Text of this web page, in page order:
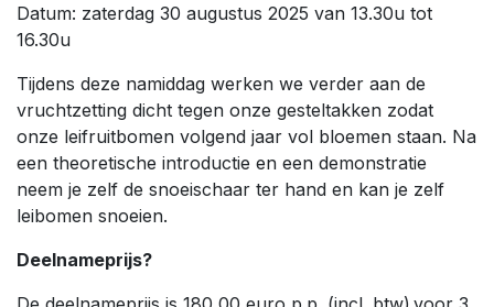
Datum: zaterdag 30 augustus 2025 van 13.30u tot
16.30u
Tijdens deze namiddag werken we verder aan de
vruchtzetting dicht tegen onze gesteltakken zodat
onze leifruitbomen volgend jaar vol bloemen staan. Na
een theoretische introductie en een demonstratie
neem je zelf de snoeischaar ter hand en kan je zelf
leibomen snoeien.
Deelnameprijs?